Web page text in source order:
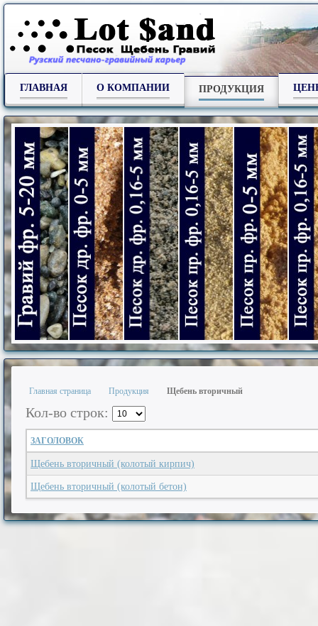
ГЛАВНАЯ О КОМПАНИИ ПРОДУКЦИЯ
Гравий фракции 5-20 мм.
Песок из отсевов дробления фр. 0-5 мм.
Песок из отсевов дробления
Песок из отсевов
Песок
Главная страница Продукция Щебень вторичный
Кол-во строк:
ЗАГОЛОВОК
Щебень вторичный (колотый кирпич)
Щебень вторичный (колотый бетон)